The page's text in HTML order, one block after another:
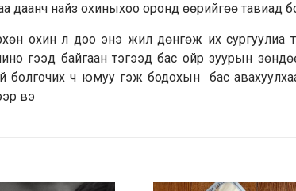
даанч найз охиныхоо оронд өөрийгөө тавиад
охин л доо энэ жил дөнгөж их сургуулиа
гээд байгаан тэгээд бас ойр зуурын
болгочих ч юмуу гэж бодохын бас
вэ